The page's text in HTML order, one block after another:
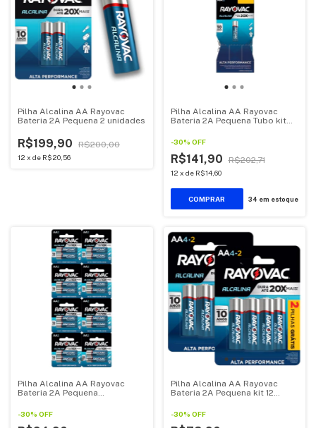
Pilha Alcalina AA Rayovac
Bateria 2A Pequena 2 unidades
R$199,90 R$200,00
12 x de R$20,56
Pilha Alcalina AA Rayovac
Bateria 2A Pequena Tubo kit
-30% OFF
R$141,90 R$202,71
12 x de R$14,60
34 em estoque
Pilha Alcalina AA Rayovac
Bateria 2A Pequena
-30% OFF
Pilha Alcalina AA Rayovac
Bateria 2A Pequena kit 12
-30% OFF